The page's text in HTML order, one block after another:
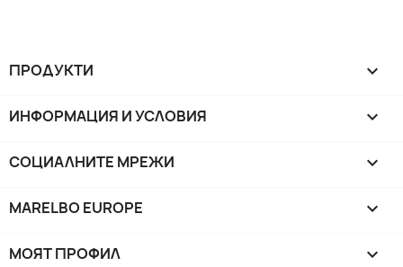
ПРОДУКТИ 
ИНФОРМАЦИЯ И УСЛОВИЯ 
СОЦИАЛНИТЕ МРЕЖИ 
MARELBO EUROPE 
МОЯТ ПРОФИЛ 